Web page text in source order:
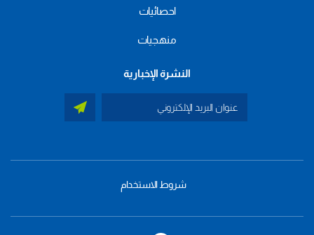
احصائيات
منهجيات
النشرة الإخبارية
footer
شروط الاستخدام